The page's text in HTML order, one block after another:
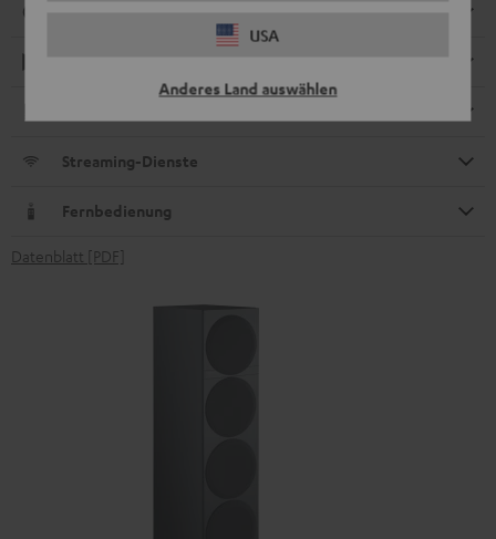
USA
Anderes Land auswählen
Streaming-Dienste
Fernbedienung
Datenblatt [PDF]